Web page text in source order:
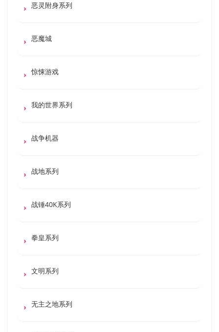
恶灵附身系列
恶魔城
惊悚游戏
我的世界系列
战争机器
战地系列
战锤40K系列
拳皇系列
文明系列
无主之地系列